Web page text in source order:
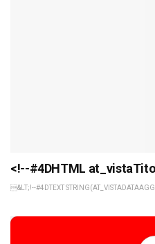
<!--#4DHTML
&LT;!--#4DTEXT